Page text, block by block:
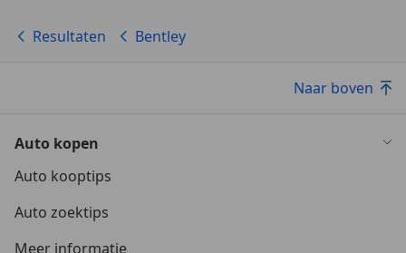
Resultaten Bentley
Naar boven
Auto kopen
Auto kooptips
Auto zoektips
Meer informatie